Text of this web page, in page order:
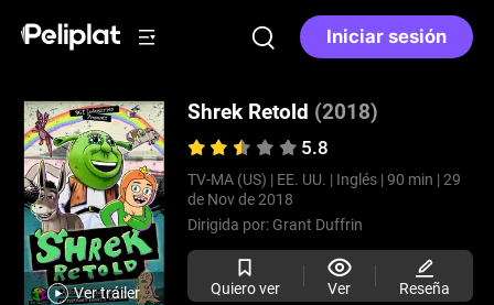
Iniciar sesión
Ver tráiler
Shrek Retold (2018)
5.8
TV-MA (US) | EE. UU. | Inglés | 90 min | 29
de Nov de 2018
Dirigida por: Grant Duffrin
Quiero ver Ver Reseña